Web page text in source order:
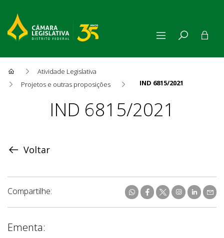
Atividade Legislativa
Projetos e outras proposições
IND 6815/2021
ProposiçãoIND 6815/2021
Voltar
Compartilhe:
Ementa: